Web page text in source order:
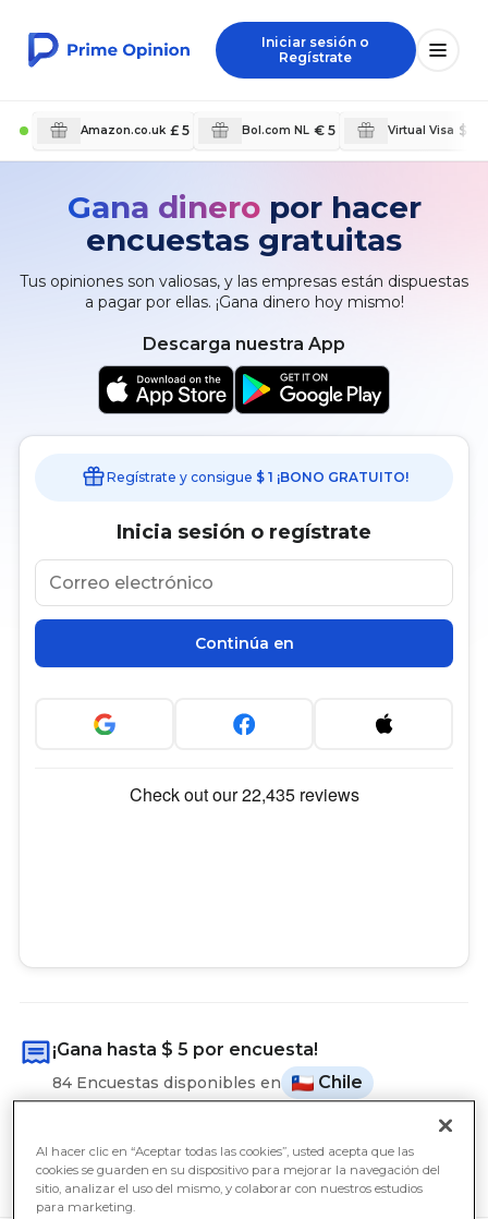
Iniciar sesión o
Regístrate
Amazon.co.uk £ 5 Bol.com NL € 5 Virtual Visa $ 1
Gana dineropor hacer
encuestas gratuitas
Tus opiniones son valiosas, y las empresas están dispuestas
a pagar por ellas. ¡Gana dinero hoy mismo!
Descarga nuestra App
Regístrate y consigue $ 1 ¡BONO GRATUITO!
Inicia sesión o regístrate
Continúa en
¡Gana hasta $ 5 por encuesta!
84 Encuestas disponibles en Chile
Cobro en efectivo desde $ 5
Al hacer clic en “Aceptar todas las cookies”, usted acepta que las
cookies se guarden en su dispositivo para mejorar la navegación del
sitio, analizar el uso del mismo, y colaborar con nuestros estudios
para marketing.